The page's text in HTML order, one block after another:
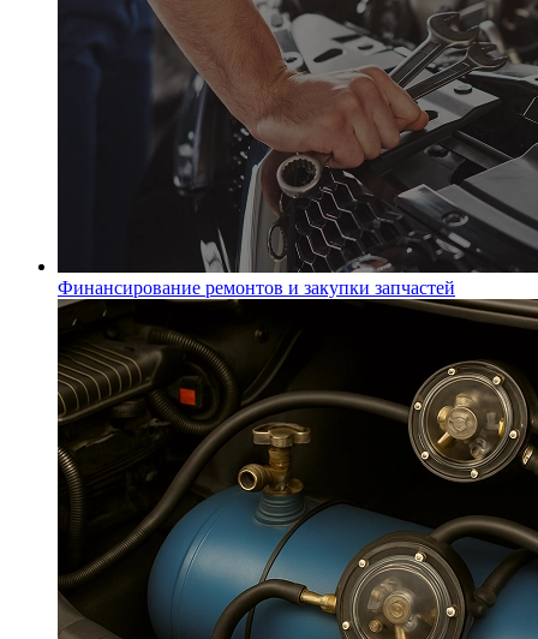
Финансирование ремонтов и закупки запчастей